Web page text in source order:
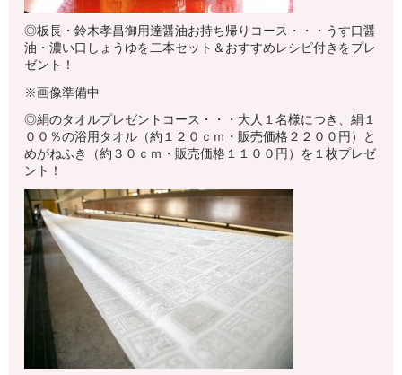
◎板長・鈴木孝昌御用達醤油お持ち帰りコース・・・うす口醤
油・濃い口しょうゆを二本セット＆おすすめレシピ付きをプレ
ゼント！
※画像準備中
◎絹のタオルプレゼントコース・・・大人１名様につき、絹１
００％の浴用タオル（約１２０ｃｍ・販売価格２２００円）と
めがねふき（約３０ｃｍ・販売価格１１００円）を１枚プレゼ
ント！